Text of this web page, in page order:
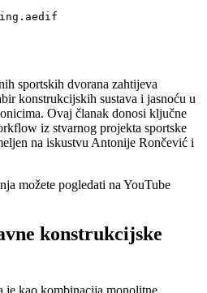
sportskih dvorana zahtijeva
konstrukcijskih sustava i jasnoću u
Ovaj članak donosi ključne
iz stvarnog projekta sportske
na iskustvu Antonije Rončević i
možete pogledati na YouTube
konstrukcijske
je kao kombinacija monolitne